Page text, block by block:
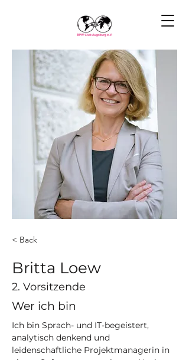
< Back
Britta Loew
2. Vorsitzende
Wer ich bin
Ich bin Sprach- und IT-begeistert,
analytisch denkend und
leidenschaftliche Projektmanagerin in